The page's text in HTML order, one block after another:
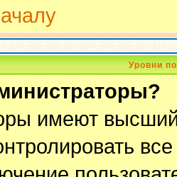
Уровни
имеют